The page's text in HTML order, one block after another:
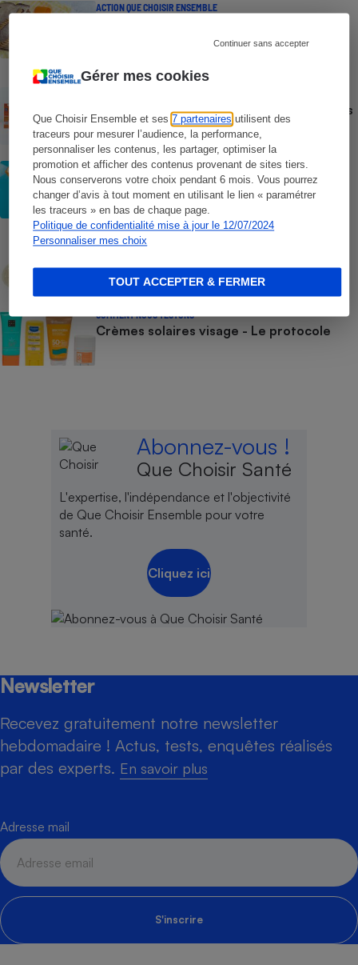
Gérer mes cookies
Que Choisir Ensemble et ses7 partenaires utilisent des
traceurs pour mesurer l’audience, la performance,
personnaliser les contenus, les partager, optimiser la
promotion et afficher des contenus provenant de sites tiers.
Nous conserverons votre choix pendant 6 mois. Vous pourrez
changer d’avis à tout moment en utilisant le lien « paramétrer
les traceurs » en bas de chaque page.
Politique de confidentialité mise à jour le 12/07/2024
Personnaliser mes choix
Continuer sans accepter
TOUT ACCEPTER & FERMER
ACTION QUE CHOISIR ENSEMBLE
Temu, Shein et AliExpress - 9 sur 10
dangereuses pour la santé des
Crèmes solaires - Le bilan désastreux des
plateformes chinoises
CONSEILS
Crèmes solaires - Les logos à la loupe
COMMENT NOUS TESTONS
COMMENT NOUS TESTONS
Crèmes solaires visage - Le protocole
Abonnez-vous !
Que Choisir Santé
L'expertise, l'indépendance et l'objectivité
de Que Choisir Ensemble pour votre
santé.
Cliquez ici
Newsletter
Recevez gratuitement notre newsletter
hebdomadaire ! Actus, tests, enquêtes réalisés
par des experts. En savoir plus
Adresse mail
S'inscrire